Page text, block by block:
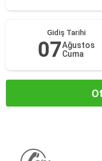
Gidiş Tarihi
07Ağustos
Cuma